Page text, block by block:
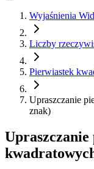
Wyjaśnienia
Liczby
Pierwiastek
Upraszczanie
znak)